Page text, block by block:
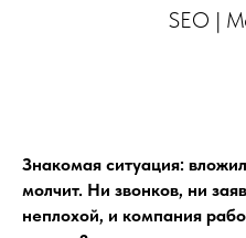
SEO |
Знакомая ситуация:
молчит. Ни звонков, ни
неплохой, и компания